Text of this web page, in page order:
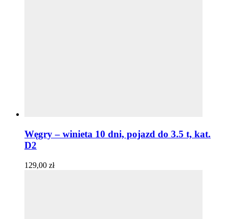
Węgry – winieta 10 dni, pojazd do 3.5 t, kat.
D2
129,00 zł